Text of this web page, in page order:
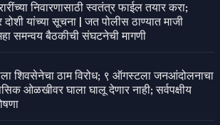
निवारणासाठी स्वतंत्र फाईल तयार करा;
दोशी यांच्या सूचना | जत पोलीस ठाण्यात माजी
समन्वय बैठकीची संघटनेची मागणी
शिवसेनेचा ठाम विरोध; ९ ऑगस्टला जनआंदोलनाचा
ओळखीवर घाला घालू देणार नाही; सर्वपक्षीय